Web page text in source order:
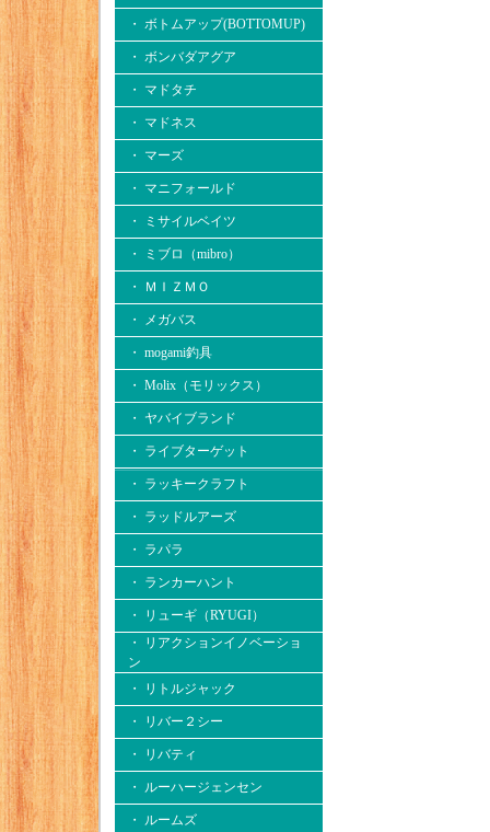
・ ボトムアップ(BOTTOMUP)
・ ボンバダアグア
・ マドタチ
・ マドネス
・ マーズ
・ マニフォールド
・ ミサイルベイツ
・ ミブロ（mibro）
・ ＭＩＺＭＯ
・ メガバス
・ mogami釣具
・ Molix（モリックス）
・ ヤバイブランド
・ ライブターゲット
・ ラッキークラフト
・ ラッドルアーズ
・ ラパラ
・ ランカーハント
・ リューギ（RYUGI）
・ リアクションイノベーショ
ン
・ リトルジャック
・ リバー２シー
・ リバティ
・ ルーハージェンセン
・ ルームズ